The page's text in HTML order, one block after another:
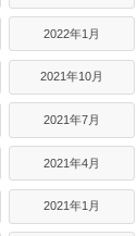
2022年1月
2021年10月
2021年7月
2021年4月
2021年1月